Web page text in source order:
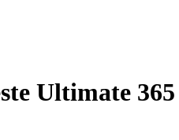
Ultimate 365